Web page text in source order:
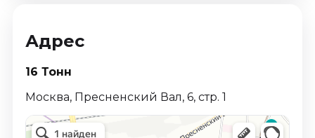
Адрес
16 Тонн
Москва, Пресненский Вал, 6, стр. 1